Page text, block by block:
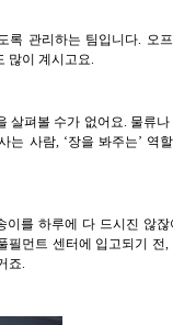
록 관리하는 팀입니다. 오
많이 계시고요.
살펴볼 수가 없어요. 물류나
사람, ‘장을 봐주는’ 역할
이를 하루에 다 드시진 않잖
필먼트 센터에 입고되기 전,
죠.